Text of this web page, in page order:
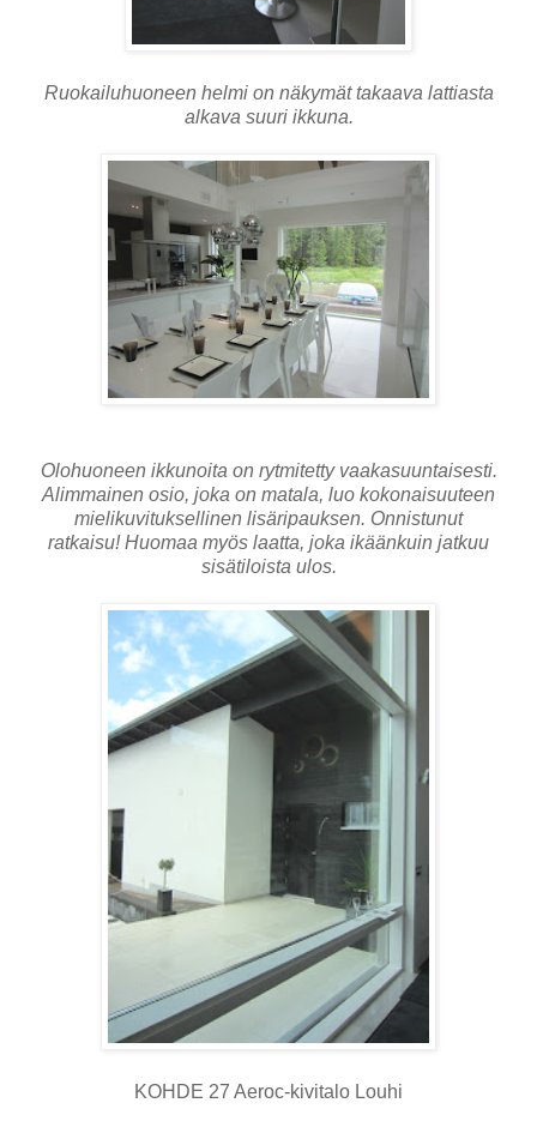
Ruokailuhuoneen helmi on näkymät takaava lattiasta
alkava suuri ikkuna.
Olohuoneen ikkunoita on rytmitetty vaakasuuntaisesti.
Alimmainen osio, joka on matala, luo kokonaisuuteen
mielikuvituksellinen lisäripauksen. Onnistunut
ratkaisu! Huomaa myös laatta, joka ikäänkuin jatkuu
sisätiloista ulos.
KOHDE 27 Aeroc-kivitalo Louhi